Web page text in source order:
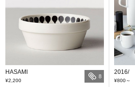
HASAMI
¥2,200
8
2016/
¥800～